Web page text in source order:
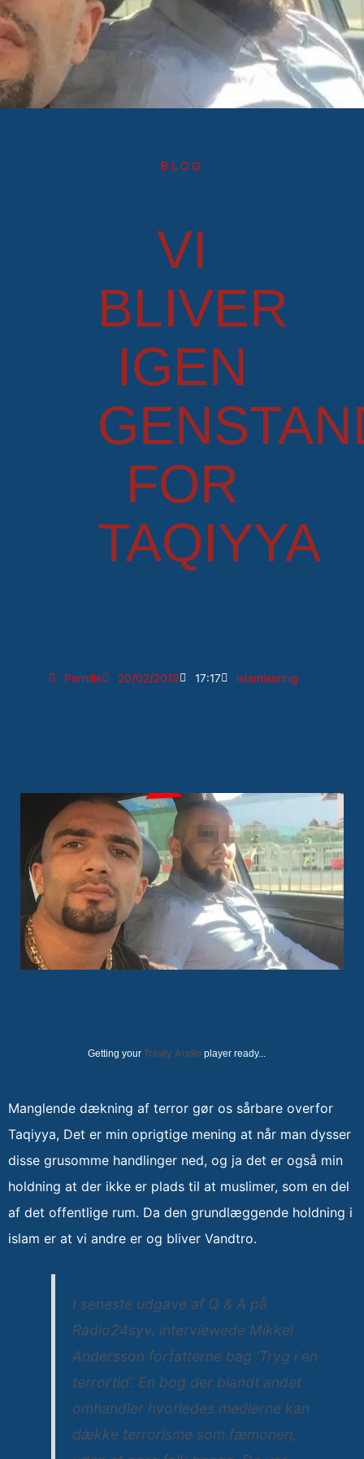
BLOG
VI
BLIVER
IGEN
FOR
TAQIYYA
Pernille 20/02/2019 17:17 islamisering
Getting your Trinity Audio player ready...
Manglende dækning af terror gør os sårbare overfor
Taqiyya, Det er min oprigtige mening at når man dysser
disse grusomme handlinger ned, og ja det er også min
holdning at der ikke er plads til at muslimer, som en del
af det offentlige rum. Da den grundlæggende holdning i
islam er at vi andre er og bliver Vandtro.
I seneste udgave af Q & A på
Radio24syv, interviewede Mikkel
Andersson forfatterne bag ‘Tryg i en
terrortid’. En bog der blandt andet
omhandler hvorledes medierne kan
dække terrorisme som fæmonen,